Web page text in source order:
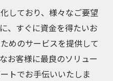
しており、様々なご要望
、すぐに資金を得たいお
めのサービスを提供して
お客様に最良のソリュー
トでお手伝いいたしま